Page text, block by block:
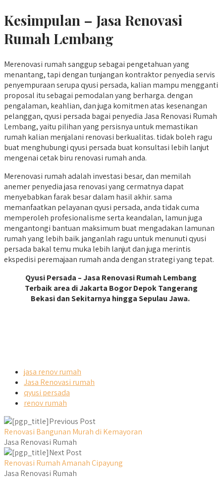
Kesimpulan – Jasa Renovasi
Rumah Lembang
Merenovasi rumah sanggup sebagai pengetahuan yang
menantang, tapi dengan tunjangan kontraktor penyedia servis
penyempuraan serupa qyusi persada, kalian mampu mengganti
proposal itu sebagai pemodalan yang berharga. dengan
pengalaman, keahlian, dan juga komitmen atas kesenangan
pelanggan, qyusi persada bagai penyedia Jasa Renovasi Rumah
Lembang, yaitu pilihan yang persisnya untuk memastikan
rumah kalian menjalani renovasi berkualitas. tidak boleh ragu
buat menghubungi qyusi persada buat konsultasi lebih lanjut
mengenai cetak biru renovasi rumah anda.
Merenovasi rumah adalah investasi besar, dan memilah
anemer penyedia jasa renovasi yang cermatnya dapat
menyebabkan farak besar dalam hasil akhir. sama
memanfaatkan pelayanan qyusi persada, anda tidak cuma
memperoleh profesionalisme serta keandalan, lamun juga
mengantongi bantuan maksimum buat mengadakan lamunan
rumah yang lebih baik. janganlah ragu untuk menunuti qyusi
persada bakal temu muka lebih lanjut dan juga merintis
ekspedisi peremajaan rumah anda dengan strategi yang tepat.
Qyusi Persada – Jasa Renovasi Rumah Lembang
Terbaik area di Jakarta Bogor Depok Tangerang
Bekasi dan Sekitarnya hingga Sepulau Jawa.
jasa renov rumah
Jasa Renovasi rumah
qyusi persada
renov rumah
Previous Post
Renovasi Bangunan Murah di Kemayoran
Jasa Renovasi Rumah
Next Post
Renovasi Rumah Amanah Cipayung
Jasa Renovasi Rumah